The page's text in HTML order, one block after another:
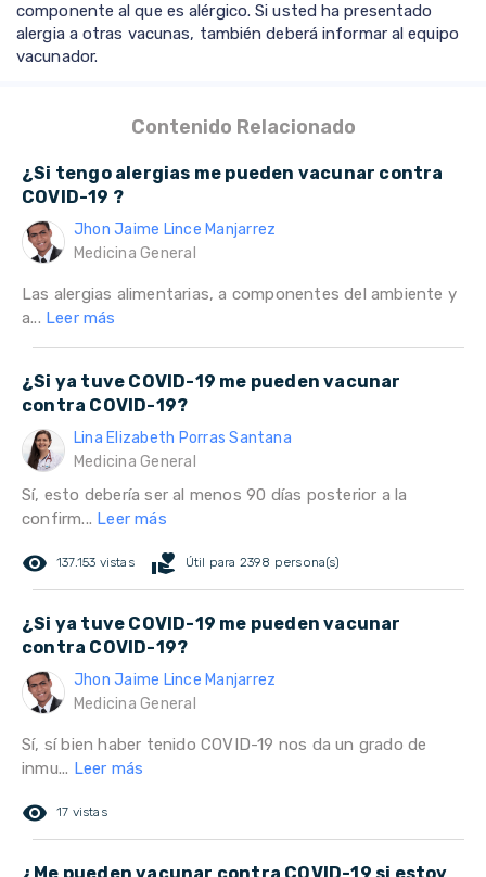
componente al que es alérgico. Si usted ha presentado
alergia a otras vacunas, también deberá informar al equipo
vacunador.
Contenido Relacionado
¿Si tengo alergias me pueden vacunar contra
COVID-19 ?
Jhon Jaime Lince Manjarrez
Medicina General
Las alergias alimentarias, a componentes del ambiente y
a... Leer más
¿Si ya tuve COVID-19 me pueden vacunar
contra COVID-19?
Lina Elizabeth Porras Santana
Medicina General
Sí, esto debería ser al menos 90 días posterior a la
confirm... Leer más
remove_red_eye 137.153 vistas volunteer_activism Útil para 2398 persona(s)
¿Si ya tuve COVID-19 me pueden vacunar
contra COVID-19?
Jhon Jaime Lince Manjarrez
Medicina General
Sí, sí bien haber tenido COVID-19 nos da un grado de
inmu... Leer más
remove_red_eye 17 vistas